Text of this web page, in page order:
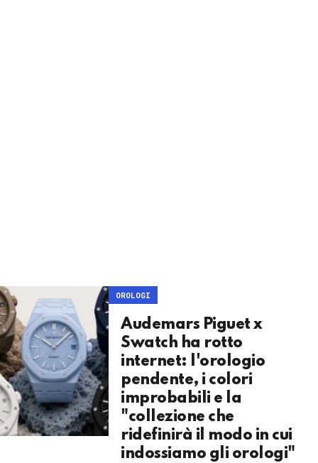
OROLOGI
Audemars Piguet x
Swatch ha rotto
internet: l'orologio
pendente, i colori
improbabili e la
"collezione che
ridefinirà il modo in cui
indossiamo gli orologi"